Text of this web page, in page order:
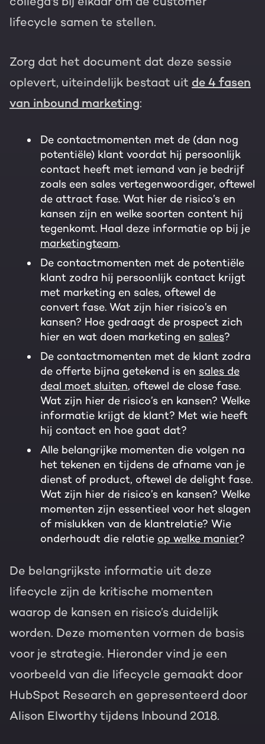
lifecycle samen te stellen.
Zorg dat het document dat deze sessie
oplevert, uiteindelijk bestaat uit de 4 fasen
van inbound marketing:
De contactmomenten met de (dan nog
potentiële) klant voordat hij persoonlijk
contact heeft met iemand van je bedrijf
zoals een sales vertegenwoordiger, oftewel
de attract fase. Wat hier de risico’s en
kansen zijn en welke soorten content hij
tegenkomt. Haal deze informatie op bij je
marketingteam.
De contactmomenten met de potentiële
klant zodra hij persoonlijk contact krijgt
met marketing en sales, oftewel de
convert fase. Wat zijn hier risico’s en
kansen? Hoe gedraagt de prospect zich
hier en wat doen marketing en sales?
De contactmomenten met de klant zodra
de offerte bijna getekend is en sales de
deal moet sluiten, oftewel de close fase.
Wat zijn hier de risico’s en kansen? Welke
informatie krijgt de klant? Met wie heeft
hij contact en hoe gaat dat?
Alle belangrijke momenten die volgen na
het tekenen en tijdens de afname van je
dienst of product, oftewel de delight fase.
Wat zijn hier de risico’s en kansen? Welke
momenten zijn essentieel voor het slagen
of mislukken van de klantrelatie? Wie
onderhoudt die relatie op welke manier?
De belangrijkste informatie uit deze
lifecycle zijn de kritische momenten
waarop de kansen en risico’s duidelijk
worden. Deze momenten vormen de basis
voor je strategie. Hieronder vind je een
voorbeeld van die lifecycle gemaakt door
HubSpot Research en gepresenteerd door
Alison Elworthy tijdens Inbound 2018.